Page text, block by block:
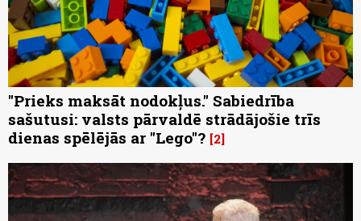
"Prieks maksāt nodokļus." Sabiedrība
sašutusi: valsts pārvaldē strādājošie trīs
dienas spēlējās ar "Lego"? 2